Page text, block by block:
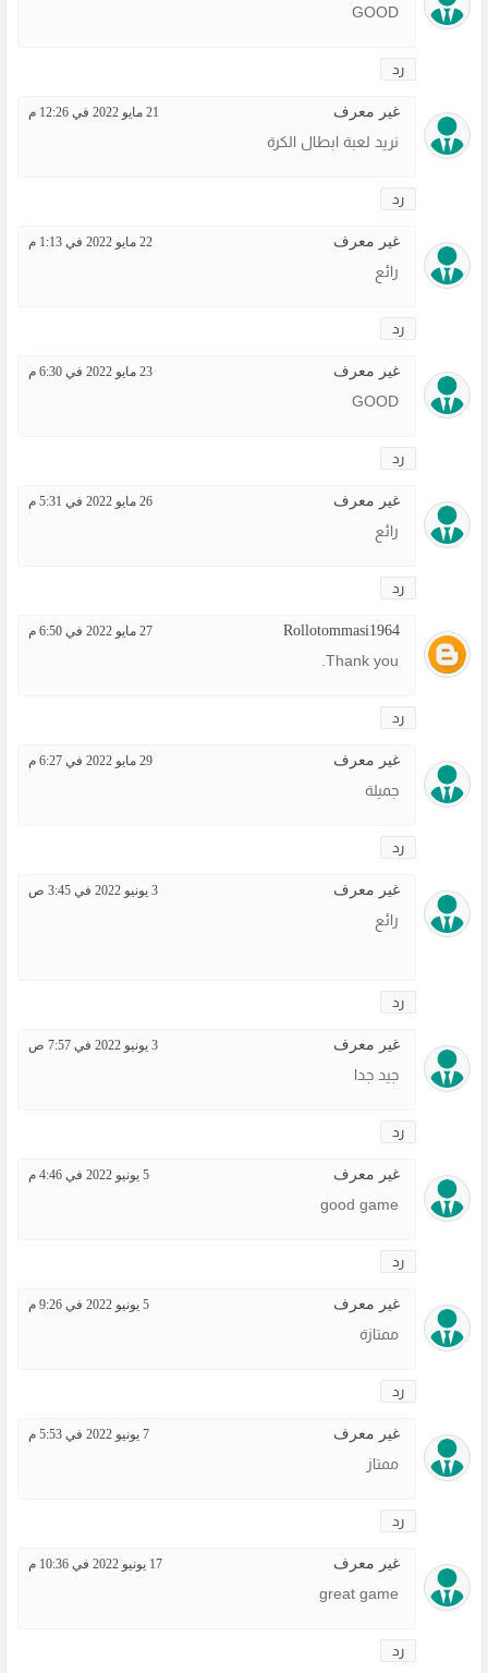
GOOD
رد
غير معرف 21 مايو 2022 في 12:26 م
نريد لعبة ابطال الكرة
رد
غير معرف 22 مايو 2022 في 1:13 م
رائع
رد
غير معرف 23 مايو 2022 في 6:30 م
GOOD
رد
غير معرف 26 مايو 2022 في 5:31 م
رائع
رد
Rollotommasi1964 27 مايو 2022 في 6:50 م
Thank you.
رد
غير معرف 29 مايو 2022 في 6:27 م
جميلة
رد
غير معرف 3 يونيو 2022 في 3:45 ص
رائع
رد
غير معرف 3 يونيو 2022 في 7:57 ص
جيد جدا
رد
غير معرف 5 يونيو 2022 في 4:46 م
good game
رد
غير معرف 5 يونيو 2022 في 9:26 م
ممتازة
رد
غير معرف 7 يونيو 2022 في 5:53 م
ممتاز
رد
غير معرف 17 يونيو 2022 في 10:36 م
great game
رد